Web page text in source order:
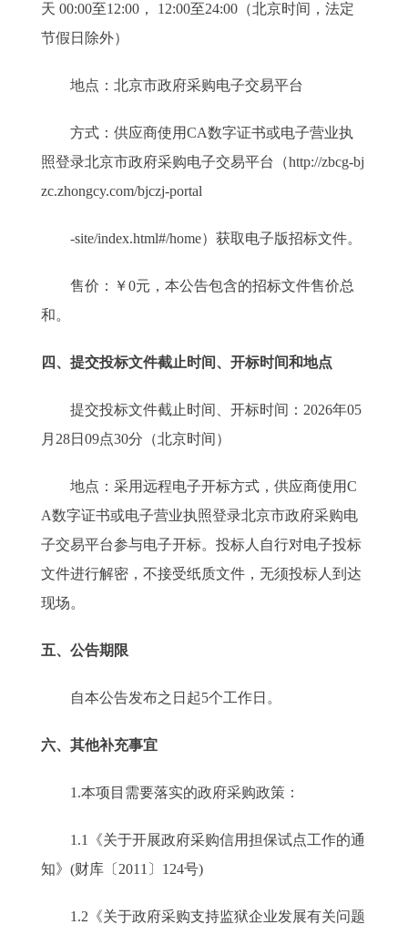
天 00:00至12:00， 12:00至24:00（北京时间，法定
节假日除外）
地点：北京市政府采购电子交易平台
方式：供应商使用CA数字证书或电子营业执
照登录北京市政府采购电子交易平台（http://zbcg-bj
zc.zhongcy.com/bjczj-portal
-site/index.html#/home）获取电子版招标文件。
售价：￥0元，本公告包含的招标文件售价总
和。
四、提交投标文件截止时间、开标时间和地点
提交投标文件截止时间、开标时间：2026年05
月28日09点30分（北京时间）
地点：采用远程电子开标方式，供应商使用C
A数字证书或电子营业执照登录北京市政府采购电
子交易平台参与电子开标。投标人自行对电子投标
文件进行解密，不接受纸质文件，无须投标人到达
现场。
五、公告期限
自本公告发布之日起5个工作日。
六、其他补充事宜
1.本项目需要落实的政府采购政策：
1.1《关于开展政府采购信用担保试点工作的通
知》(财库〔2011〕124号)
1.2《关于政府采购支持监狱企业发展有关问题